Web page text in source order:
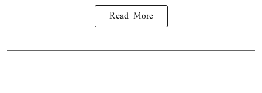
Read More